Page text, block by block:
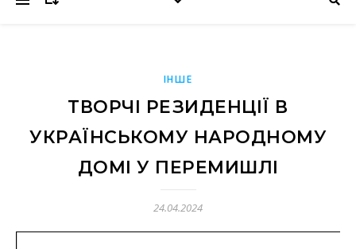
ІНШЕ
ТВОРЧІ РЕЗИДЕНЦІЇ В
УКРАЇНСЬКОМУ НАРОДНОМУ
ДОМІ У ПЕРЕМИШЛІ
24.04.2024